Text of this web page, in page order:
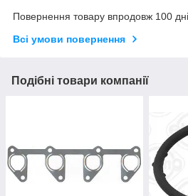
Повернення товару впродовж 100
Всі умови повернення
Подібні товари компанії